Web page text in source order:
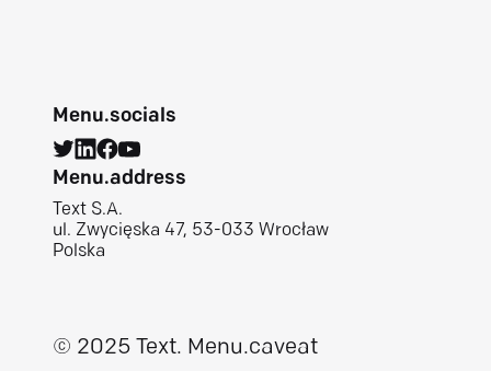
Menu.socials
Menu.address
Text S.A.
ul. Zwycięska 47, 53-033 Wrocław
Polska
© 2025 Text. Menu.caveat